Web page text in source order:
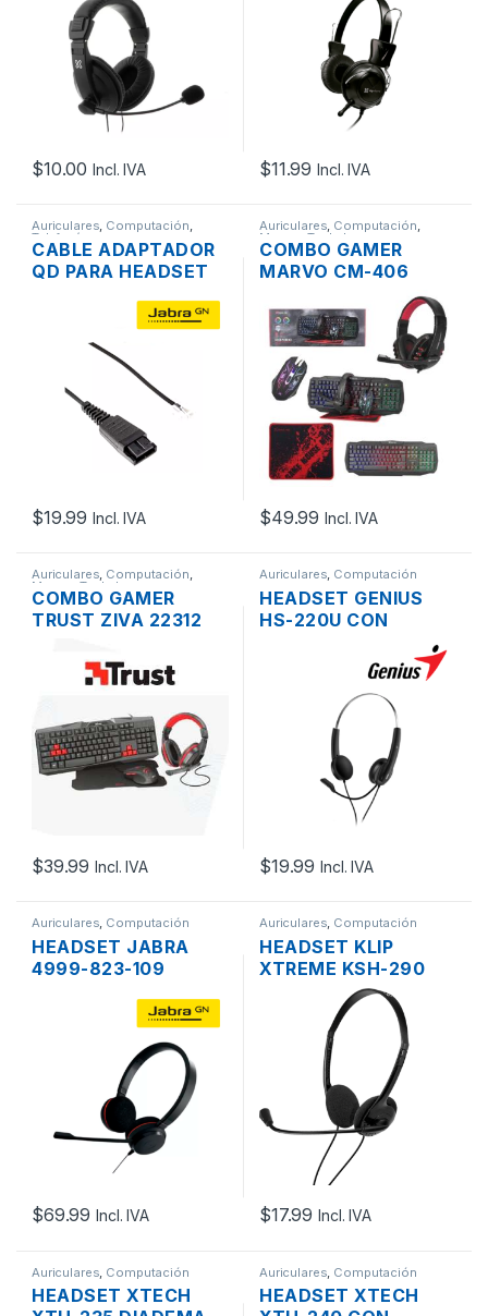
$10.00 Incl. IVA $11.99 Incl. IVA
Auriculares, Computación,
Telefonía
CABLE ADAPTADOR
QD PARA HEADSET
$19.99 Incl. IVA
Auriculares, Computación,
Mouse ,Teclados
COMBO GAMER
MARVO CM-406
MULTICOLOR USB +
MOUSE OPTICO
1600DPI USB +
PADMOUSE +
HEADSET MIC +
AUDIO 3.5MM
$49.99 Incl. IVA
Auriculares, Computación,
Mouse ,Teclados
COMBO GAMER
TRUST ZIVA 22312
TECLADO + MOUSE +
AUDIFONOS + PAD
$39.99 Incl. IVA
Auriculares, Computación
HEADSET GENIUS
HS-220U CON
CONTROL DE
VOLUMEN, USB
$19.99 Incl. IVA
Auriculares, Computación
HEADSET JABRA
4999-823-109
$69.99 Incl. IVA
Auriculares, Computación
HEADSET KLIP
XTREME KSH-290
SEKUAL CON
MICROFON Y
CONTROL DE
VOLUMEN, USB
NEGRO
$17.99 Incl. IVA
Auriculares Computación
HEADSET XTECH
Auriculares Computación
HEADSET XTECH